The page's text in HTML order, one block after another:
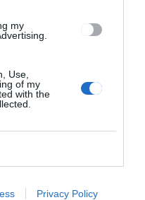
my
Use,
of my
with the
Privacy Policy
egyszer